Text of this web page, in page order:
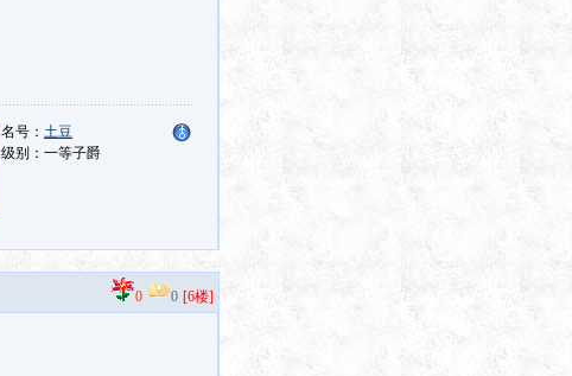
名号： 土豆
级别：一等子爵
0 0 [6楼]